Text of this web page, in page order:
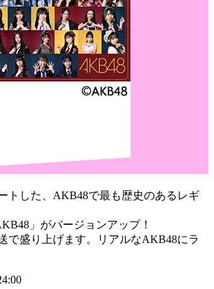
トした、AKB48で最も歴史のあるレギ
」がバージョンアップ！
で盛り上げます。リアルなAKB48にラ